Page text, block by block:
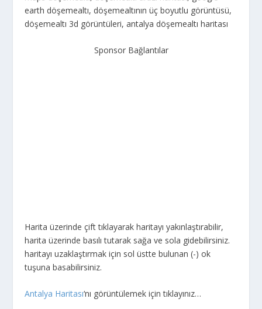
earth döşemealtı, döşemealtının üç boyutlu görüntüsü,
döşemealtı 3d görüntüleri, antalya döşemealtı haritası
Sponsor Bağlantılar
Harita üzerinde çift tıklayarak haritayı yakınlaştırabilir,
harita üzerinde basılı tutarak sağa ve sola gidebilirsiniz.
haritayı uzaklaştırmak için sol üstte bulunan (-) ok
tuşuna basabilirsiniz.
Antalya Haritası‘nı görüntülemek için tıklayınız…